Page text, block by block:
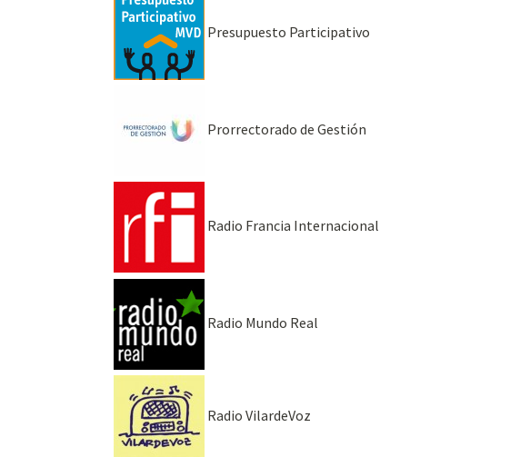
Presupuesto Participativo
Prorrectorado de Gestión
Radio Francia Internacional
Radio Mundo Real
Radio VilardeVoz